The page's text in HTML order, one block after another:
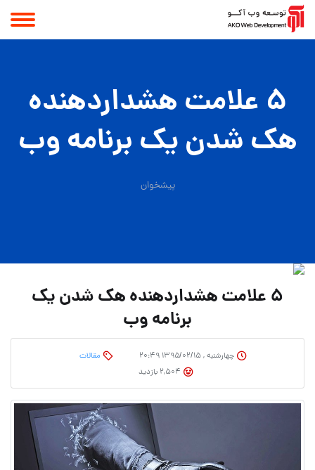
5 علامت هشداردهنده
هک شدن یک برنامه وب
پیشخوان
5 علامت هشداردهنده هک شدن یک
برنامه وب
چهارشنبه , ۱۳۹۵/۰۲/۱۵ ۲۰:۴۹
مقالات